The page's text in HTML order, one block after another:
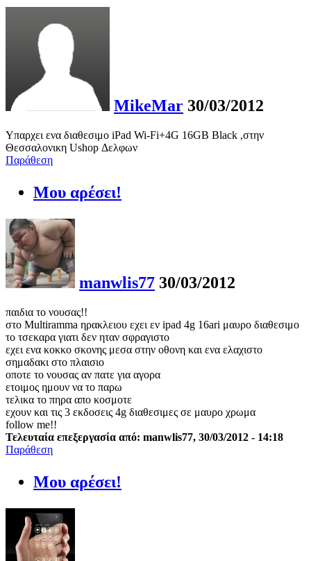
MikeMar 30/03/2012
Υπαρχει ενα διαθεσιμο iPad Wi-Fi+4G 16GB Black ,στην
Θεσσαλονικη Ushop Δελφων
Παράθεση
Μου αρέσει!
manwlis77 30/03/2012
παιδια το νουσας!!
στο Multiramma ηρακλειου εχει εν ipad 4g 16ari μαυρο διαθεσιμο
το τσεκαρα γιατι δεν ηταν σφραγιστο
εχει ενα κοκκο σκονης μεσα στην οθονη και ενα ελαχιστο
σημαδακι στο πλαισιο
οποτε το νουσας αν πατε για αγορα
ετοιμος ημουν να το παρω
τελικα το πηρα απο κοσμοτε
εχουν και τις 3 εκδοσεις 4g διαθεσιμες σε μαυρο χρωμα
follow me!!
Τελευταία επεξεργασία από: manwlis77, 30/03/2012 - 14:18
Παράθεση
Μου αρέσει!